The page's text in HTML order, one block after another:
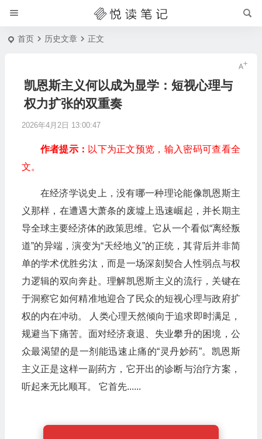
首页 历史文章 正文
凯恩斯主义何以成为显学：短视心理与
权力扩张的双重奏
2026年4月2日 13:00:47
作者提示： 以下为正文预览，输入密码可查看全
文。
在经济学说史上，没有哪一种理论能像凯恩斯主
义那样，在遭遇大萧条的废墟上迅速崛起，并长期主
导全球主要经济体的政策思维。它从一个看似“离经叛
道”的异端，演变为“天经地义”的正统，其背后并非简
单的学术优胜劣汰，而是一场深刻契合人性弱点与权
力逻辑的双向奔赴。理解凯恩斯主义的流行，关键在
于洞察它如何精准地迎合了民众的短视心理与政府扩
权的内在冲动。 人类心理天然倾向于追求即时满足，
规避当下痛苦。面对经济衰退、失业攀升的困境，公
众最渴望的是一剂能迅速止痛的“灵丹妙药”。凯恩斯
主义正是这样一副药方，它开出的诊断与治疗方案，
听起来无比顺耳。 它首先......